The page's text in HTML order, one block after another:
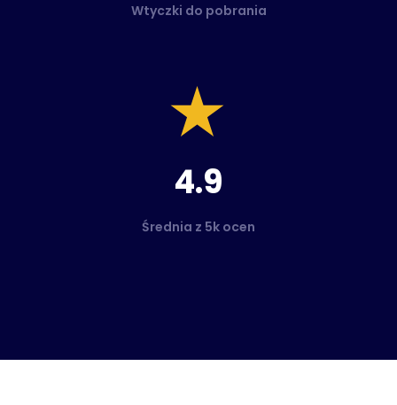
Wtyczki do pobrania
4.9
Średnia z 5k ocen